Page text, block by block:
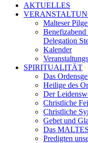
AKTUELLES
Malteser
Benefizabend
Delegation
Kalender
SPIRITUALITÄT
Das
Heilige des
Der
Christliche
Christliche
Gebet und
Das
Predigten